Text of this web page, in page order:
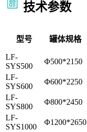
技术参数
型号 罐体规格
LF-
SYS500
Φ500*2150
LF-
SYS600
Φ600*2250
LF-
SYS800
Φ800*2450
LF-
SYS1000
Φ1200*2650